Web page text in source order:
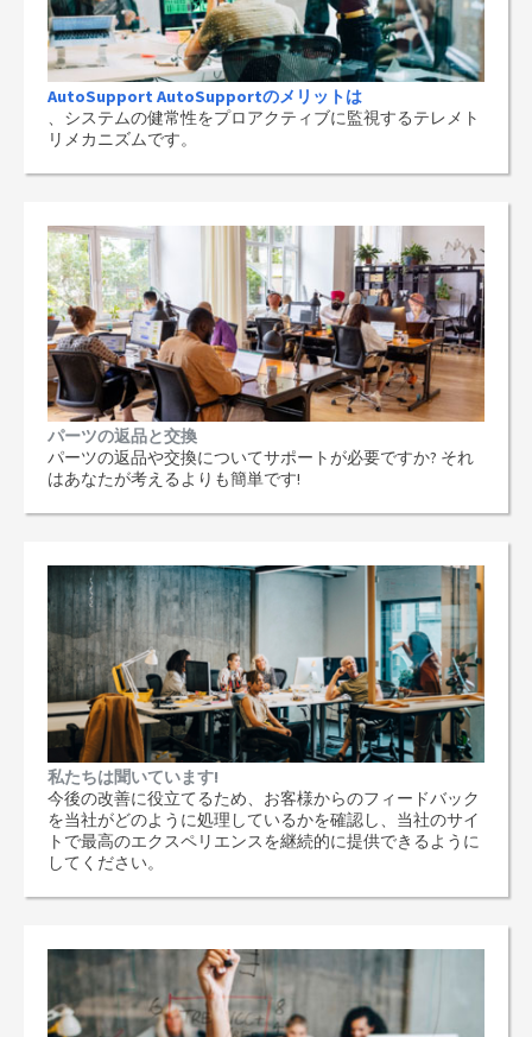
AutoSupport AutoSupportのメリットは
、システムの健常性をプロアクティブに監視するテレメト
リメカニズムです。
パーツの返品と交換
パーツの返品や交換についてサポートが必要ですか? それ
はあなたが考えるよりも簡単です!
私たちは聞いています!
今後の改善に役立てるため、お客様からのフィードバック
を当社がどのように処理しているかを確認し、当社のサイ
トで最高のエクスペリエンスを継続的に提供できるように
してください。